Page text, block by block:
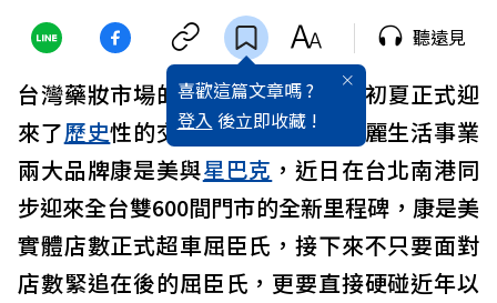
喜歡這篇文章嗎 ?
登入 後立即收藏 !
聽遠見
台灣藥妝市場的雙雄爭霸戰，今年初夏正式迎
來了歷史性的交叉點，統一集團
美麗生活事業
兩大品牌康是美與星巴克 ，近日在台北南港同
步迎來全台雙600間門市的全新里程碑，康是美
實體店數正式超車屈臣氏，接下來不只要面對
店數緊追在後的屈臣氏，更要直接硬碰近年以